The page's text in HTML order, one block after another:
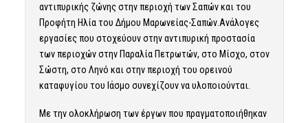
αντιπυρικής ζώνης στην περιοχή των Σαπών και του
Προφήτη Ηλία του Δήμου Μαρωνείας-Σαπών.Ανάλογες
εργασίες που στοχεύουν στην αντιπυρική προστασία
των περιοχών στην Παραλία Πετρωτών, στο Μίσχο, στον
Σώστη, στο Ληνό και στην περιοχή του ορεινού
καταφυγίου του Ιάσμο συνεχίζουν να υλοποιούνται.
Με την ολοκλήρωση των έργων που πραγματοποιήθηκαν